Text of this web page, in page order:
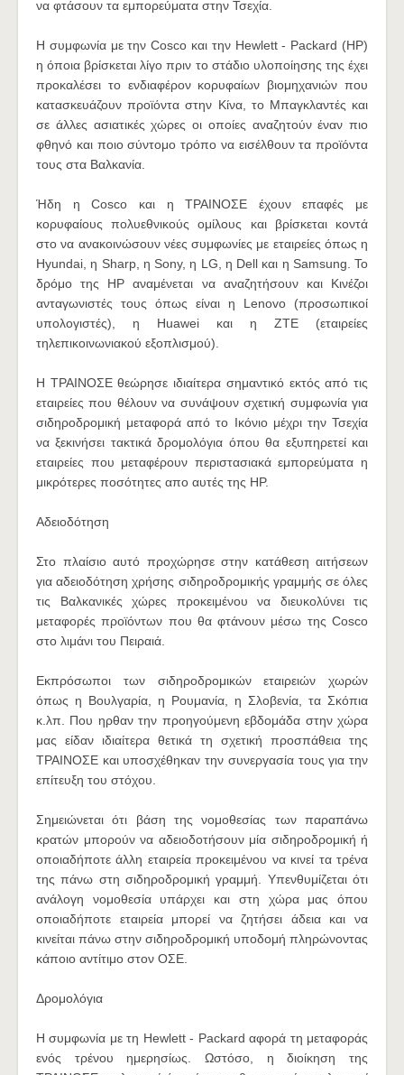
να φτάσουν τα εμπορεύματα στην Τσεχία.
Η συμφωνία με την Cοsco και την Hewlett - Packard (HP)
η όποια βρίσκεται λίγο πριν το στάδιο υλοποίησης της έχει
προκαλέσει το ενδιαφέρον κορυφαίων βιομηχανιών που
κατασκευάζουν προϊόντα στην Κίνα, το Μπαγκλαντές και
σε άλλες ασιατικές χώρες οι οποίες αναζητούν έναν πιο
φθηνό και ποιο σύντομο τρόπο να εισέλθουν τα προϊόντα
τους στα Βαλκανία.
Ήδη η Cosco και η ΤΡΑΙΝΟΣΕ έχουν επαφές με
κορυφαίους πολυεθνικούς ομίλους και βρίσκεται κοντά
στο να ανακοινώσουν νέες συμφωνίες με εταιρείες όπως η
Hyundai, η Sharp, η Sony, η LG, η Dell και η Samsung. Το
δρόμο της HP αναμένεται να αναζητήσουν και Κινέζοι
ανταγωνιστές τους όπως είναι η Lenovo (προσωπικοί
υπολογιστές), η Huawei και η ZTE (εταιρείες
τηλεπικοινωνιακού εξοπλισμού).
Η ΤΡΑΙΝΟΣΕ θεώρησε ιδιαίτερα σημαντικό εκτός από τις
εταιρείες που θέλουν να συνάψουν σχετική συμφωνία για
σιδηροδρομική μεταφορά από το Ικόνιο μέχρι την Τσεχία
να ξεκινήσει τακτικά δρομολόγια όπου θα εξυπηρετεί και
εταιρείες που μεταφέρουν περιστασιακά εμπορεύματα η
μικρότερες ποσότητες απo αυτές της HP.
Αδειοδότηση
Στο πλαίσιο αυτό προχώρησε στην κατάθεση αιτήσεων
για αδειοδότηση χρήσης σιδηροδρομικής γραμμής σε όλες
τις Βαλκανικές χώρες προκειμένου να διευκολύνει τις
μεταφορές προϊόντων που θα φτάνουν μέσω της Cosco
στο λιμάνι του Πειραιά.
Εκπρόσωποι των σιδηροδρομικών εταιρειών χωρών
όπως η Βουλγαρία, η Ρουμανία, η Σλοβενία, τα Σκόπια
κ.λπ. Που ηρθαν την προηγούμενη εβδομάδα στην χώρα
μας είδαν ιδιαίτερα θετικά τη σχετική προσπάθεια της
ΤΡΑΙΝΟΣΕ και υποσχέθηκαν την συνεργασία τους για την
επίτευξη του στόχου.
Σημειώνεται ότι βάση της νομοθεσίας των παραπάνω
κρατών μπορούν να αδειοδοτήσουν μία σιδηροδρομική ή
οποιαδήποτε άλλη εταιρεία προκειμένου να κινεί τα τρένα
της πάνω στη σιδηροδρομική γραμμή. Υπενθυμίζεται ότι
ανάλογη νομοθεσία υπάρχει και στη χώρα μας όπου
οποιαδήποτε εταιρεία μπορεί να ζητήσει άδεια και να
κινείται πάνω στην σιδηροδρομική υποδομή πληρώνοντας
κάποιο αντίτιμο στον ΟΣΕ.
Δρομολόγια
Η συμφωνία με τη Hewlett - Packard αφορά τη μεταφοράς
ενός τρένου ημερησίως. Ωστόσο, η διοίκηση της